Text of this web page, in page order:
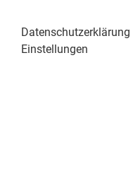
Datenschutzerklärung
Einstellungen